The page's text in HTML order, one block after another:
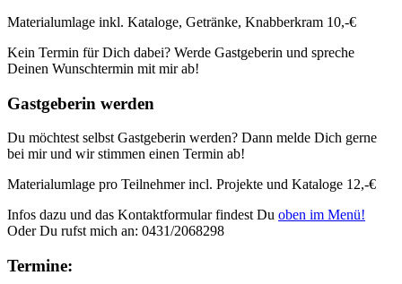
Materialumlage inkl. Kataloge, Getränke, Knabberkram 10,-€
Kein Termin für Dich dabei? Werde Gastgeberin und spreche
Deinen Wunschtermin mit mir ab!
Gastgeberin werden
Du möchtest selbst Gastgeberin werden? Dann melde Dich gerne
bei mir und wir stimmen einen Termin ab!
Materialumlage pro Teilnehmer incl. Projekte und Kataloge 12,-€
Infos dazu und das Kontaktformular findest Du oben im Menü!
Oder Du rufst mich an: 0431/2068298
Termine: